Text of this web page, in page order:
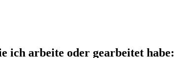
ich arbeite oder gearbeitet habe: